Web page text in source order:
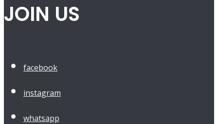
JOIN US
facebook
instagram
whatsapp